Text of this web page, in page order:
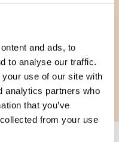
and ads, to
to analyse our traffic.
use of our site with
analytics partners who
that you’ve
from your use